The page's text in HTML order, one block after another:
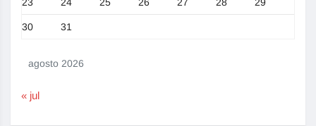
agosto 2026
30 31
« jul